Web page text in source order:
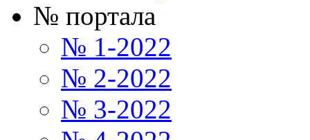
№ портала
№ 1-2022
№ 2-2022
№ 3-2022